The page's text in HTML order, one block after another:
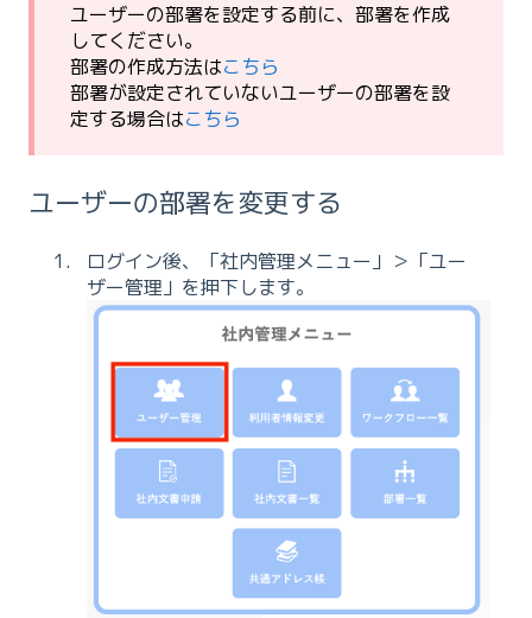
ユーザーの部署を設定する前に、部署を作成
してください。
部署の作成方法はこちら
部署が設定されていないユーザーの部署を設
定する場合はこちら
ユーザーの部署を変更する
ログイン後、「社内管理メニュー」＞「ユー
ザー管理」を押下します。